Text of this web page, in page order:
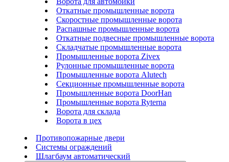
Откатные промышленные ворота
Скоростные промышленные ворота
Распашные промышленные ворота
Откатные подвесные промышленные ворота
Складчатые промышленные ворота
Промышленные ворота Zivex
Рулонные промышленные ворота
Промышленные ворота Alutech
Секционные промышленные ворота
Промышленные ворота DoorHan
Промышленные ворота Ryterna
Ворота для склада
Ворота в цех
Противопожарные двери
Системы ограждений
Шлагбаум автоматический